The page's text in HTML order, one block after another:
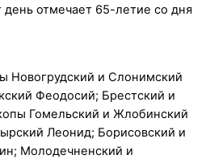
день отмечает 65-летие со дня
Новогрудский и Слонимский
Феодосий; Брестский и
Гомельский и Жлобинский
Леонид; Борисовский и
Молодечненский и